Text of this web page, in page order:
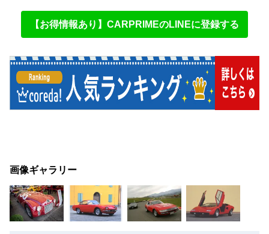
【お得情報あり】CARPRIMEのLINEに登録する
画像ギャラリー